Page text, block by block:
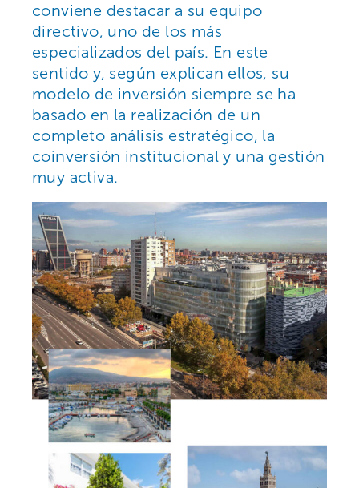
conviene destacar a su equipo
directivo, uno de los más
especializados del país. En este
sentido y, según explican ellos, su
modelo de inversión siempre se ha
basado en la realización de un
completo análisis estratégico, la
coinversión institucional y una gestión
muy activa.